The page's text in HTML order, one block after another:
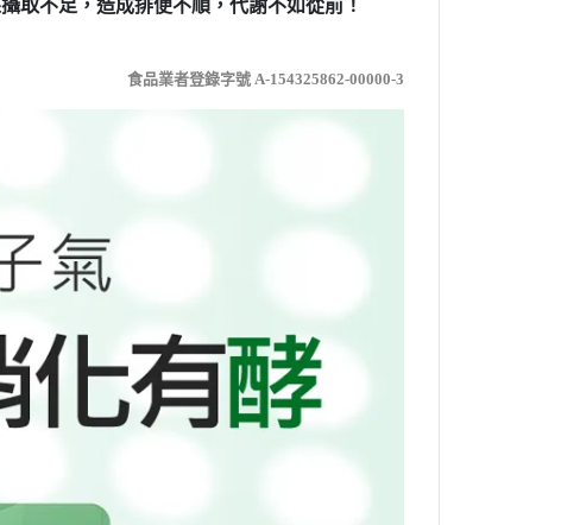
取不足，造成排便不順，代謝不如從前！
食品業者登錄字號 A-154325862-00000-3